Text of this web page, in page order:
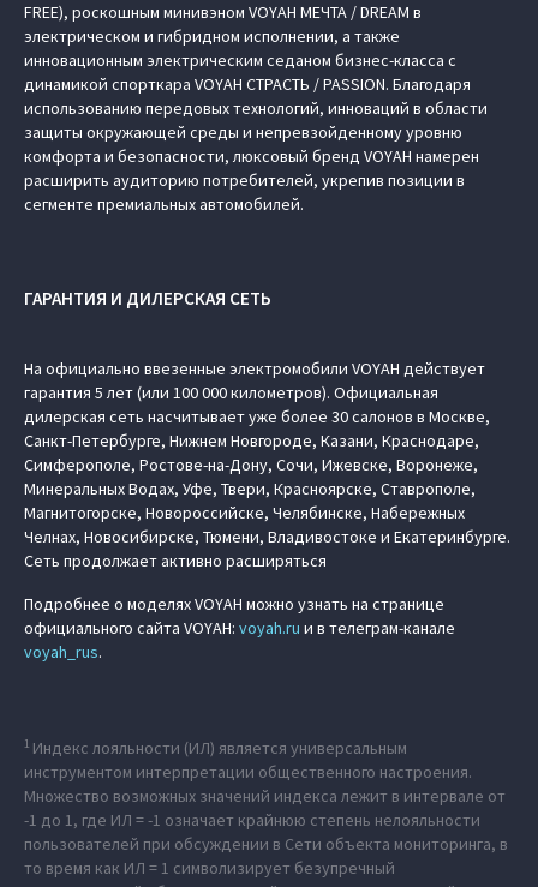
FREE), роскошным минивэном VOYAH МЕЧТА / DREAM в
электрическом и гибридном исполнении, а также
инновационным электрическим седаном бизнес-класса с
динамикой спорткара VOYAH СТРАСТЬ / PASSION. Благодаря
использованию передовых технологий, инноваций в области
защиты окружающей среды и непревзойденному уровню
комфорта и безопасности, люксовый бренд VOYAH намерен
расширить аудиторию потребителей, укрепив позиции в
сегменте премиальных автомобилей.
ГАРАНТИЯ И ДИЛЕРСКАЯ СЕТЬ
На официально ввезенные электромобили VOYAH действует
гарантия 5 лет (или 100 000 километров). Официальная
дилерская сеть насчитывает уже более 30 салонов в Москве,
Санкт-Петербурге, Нижнем Новгороде, Казани, Краснодаре,
Симферополе, Ростове-на-Дону, Сочи, Ижевске, Воронеже,
Минеральных Водах, Уфе, Твери, Красноярске, Ставрополе,
Магнитогорске, Новороссийске, Челябинске, Набережных
Челнах, Новосибирске, Тюмени, Владивостоке и Екатеринбурге.
Сеть продолжает активно расширяться
Подробнее о моделях VOYAH можно узнать на странице
официального сайта VOYAH: voyah.ru и в телеграм-канале
voyah_rus.
1 Индекс лояльности (ИЛ) является универсальным
инструментом интерпретации общественного настроения.
Множество возможных значений индекса лежит в интервале от
-1 до 1, где ИЛ = -1 означает крайнюю степень нелояльности
пользователей при обсуждении в Сети объекта мониторинга, в
то время как ИЛ = 1 символизирует безупречный